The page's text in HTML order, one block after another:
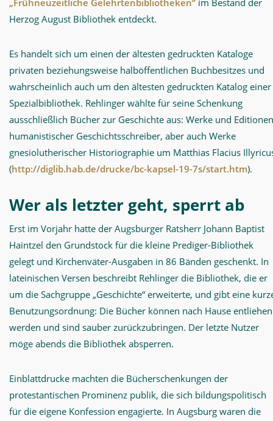
-
MWW-
„Frühneuzeitliche Gelehrtenbibliotheken“ im Bestand der
Herzog August Bibliothek entdeckt.
Es handelt sich um einen der ältesten gedruckten Kataloge
privaten beziehungsweise halböffentlichen Buchbesitzes und
wahrscheinlich auch um den ältesten gedruckten Katalog einer
Spezialbibliothek. Rehlinger wählte für seine Schenkung
ausschließlich Bücher zur Geschichte aus: Werke und Editionen
humanistischer Geschichtsschreiber, aber auch Werke
gnesiolutherischer Historiographie um Matthias Flacius
(http://diglib.hab.de/drucke/bc-kapsel-19-7s/start.htm).
Wer als letzter geht, sperrt ab
Erst im Vorjahr hatte der Augsburger Ratsherr Johann Baptist
Haintzel den Grundstock für die kleine Prediger-Bibliothek
gelegt und Kirchenväter-Ausgaben in 86 Bänden geschenkt. In
lateinischen Versen beschreibt Rehlinger die Bibliothek, die er
um die Sachgruppe „Geschichte“ erweiterte, und gibt eine
Benutzungsordnung: Die Bücher können nach Hause entliehen
werden und sind sauber zurückzubringen. Der letzte Nutzer
möge abends die Bibliothek absperren.
Einblattdrucke machten die Bücherschenkungen der
protestantischen Prominenz publik, die sich bildungspolitisch
für die eigene Konfession engagierte. In Augsburg waren die